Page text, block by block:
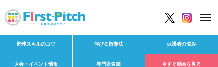
野球スキルのコツ 伸びる指導法 保護者の悩み
大会・イベント情報 専門家名鑑 今すぐ動画を見る